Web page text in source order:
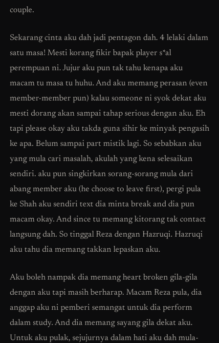
couple.
Sekarang cinta aku dah jadi pentagon dah. 4 lelaki dalam
satu masa! Mesti korang fikir bapak player s*al
perempuan ni. Jujur aku pun tak tahu kenapa aku
macam tu masa tu huhu. And aku memang perasan (even
member-member pun) kalau someone ni syok dekat aku
mesti dorang akan sampai tahap serious dengan aku. Eh
tapi please okay aku takda guna sihir ke minyak pengasih
ke apa. Belum sampai part mistik lagi. So sebabkan aku
yang mula cari masalah, akulah yang kena selesaikan
sendiri. aku pun singkirkan sorang-sorang mula dari
abang member aku (he choose to leave first), pergi pula
ke Shah aku sendiri text dia minta break and dia pun
macam okay. And since tu memang kitorang tak contact
langsung dah. So tinggal Reza dengan Hazruqi. Hazruqi
aku tahu dia memang takkan lepaskan aku.
Aku boleh nampak dia memang heart broken gila-gila
dengan aku tapi masih berharap. Macam Reza pula, dia
anggap aku ni pemberi semangat untuk dia perform
dalam study. And dia memang sayang gila dekat aku.
Untuk aku pulak, sejujurnya dalam hati aku dah mula-